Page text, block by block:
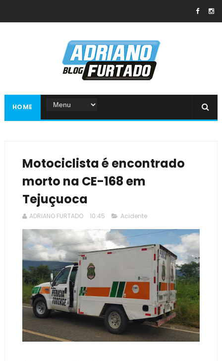
HOME
Motociclista é encontrado
morto na CE-168 em
Tejuçuoca
ADRIANO FURTADO 10:45 Acidente